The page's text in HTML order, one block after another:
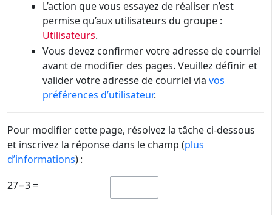
L’action que vous essayez de réaliser n’est
permise qu’aux utilisateurs du groupe :
Utilisateurs.
Vous devez confirmer votre adresse de courriel
avant de modifier des pages. Veuillez définir et
valider votre adresse de courriel via vos
préférences d’utilisateur.
Pour modifier cette page, résolvez la tâche ci-dessous
et inscrivez la réponse dans le champ (plus
d’informations) :
27−3 =